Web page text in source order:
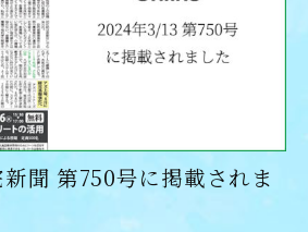
聞 第750号に掲載されま